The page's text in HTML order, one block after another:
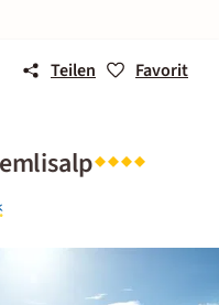
Teilen Favorit